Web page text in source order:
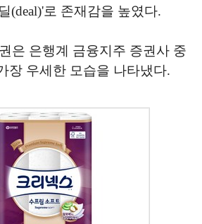
(deal)'로 존재감을 높였다.
은 은행계 금융지주 증권사 중
장 우세한 모습을 나타냈다.